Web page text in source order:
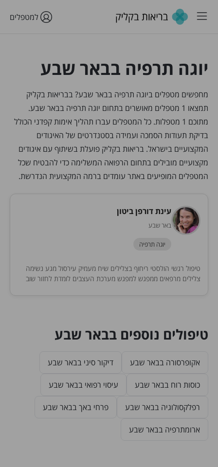
למטפלים
יוגה תרפיה בבאר שבע
מחפשים מטפלים ביוגה תרפיה בבאר שבע? בבריאות בקליק
תמצאו 1 מטפלים מאושרים בתחום יוגה תרפיה בבאר שבע.
מתוכם 1 מטפלות. כל המטפלים עברו תהליך אימות קפדני הכולל
בדיקת תעודות הסמכה ועמידה בסטנדרטים של האיגודים
המקצועיים בישראל. בריאות בקליק פועלת בשיתוף עם איגודים
מקצועיים מובילים בתחום הרפואה המשלימה כדי להבטיח שכל
המטפלים המופיעים באתר עומדים ברמה המקצועית הנדרשת.
עינת דורפן ביטון
באר שבע
יוגה תרפיה
טיפול רגשי הולסטי ריחוף בצלילים שיח מעמיק עירסול מגע נשימה
צלילים מרפאים ממפגש למפגש מערכת העצבים לומדת לחזור שוב
טיפולים נוספים בבאר שבע
אקופרסורה בבאר שבע דיקור סיני בבאר שבע
כוסות רוח בבאר שבע עיסוי רפואי בבאר שבע
רפלקסולוגיה בבאר שבע פרחי באך בבאר שבע
ארומתרפיה בבאר שבע